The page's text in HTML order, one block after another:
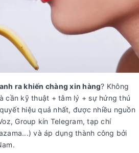
ra khiến chàng xin hàng? Không
cần kỹ thuật + tâm lý + sự hứng thú
hiệu quả nhất, được nhiều nguồn
Group kín Telegram, tạp chí
và áp dụng thành công bởi